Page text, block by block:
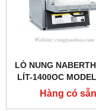
LÒ NUNG
LÍT-1400OC
03/14
Hàng có sẵn